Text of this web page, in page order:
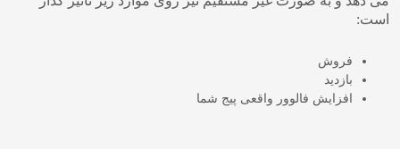
است:
فروش
بازدید
افزایش فالوور واقعی پیج شما